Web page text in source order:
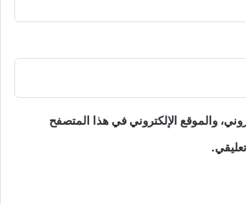
والموقع الإلكتروني في هذا المتصفح